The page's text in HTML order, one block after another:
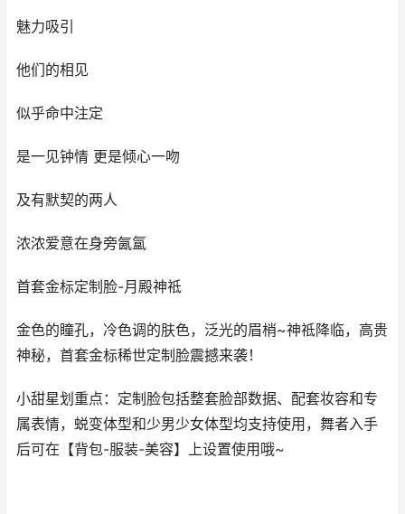
魅力吸引
他们的相见
似乎命中注定
是一见钟情 更是倾心一吻
及有默契的两人
浓浓爱意在身旁氤氲
首套金标定制脸-月殿神祗
金色的瞳孔，冷色调的肤色，泛光的眉梢~神祗降临，高贵
神秘，首套金标稀世定制脸震撼来袭！
小甜星划重点：定制脸包括整套脸部数据、配套妆容和专
属表情，蜕变体型和少男少女体型均支持使用，舞者入手
后可在【背包-服装-美容】上设置使用哦~